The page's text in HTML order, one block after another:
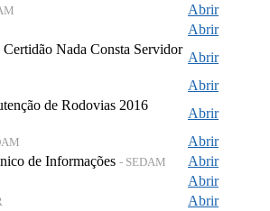
Abrir
Abrir
Nada Consta Servidor
Abrir
Abrir
de Rodovias 2016
Abrir
Abrir
de Informações - SEDAM
Abrir
Abrir
Abrir